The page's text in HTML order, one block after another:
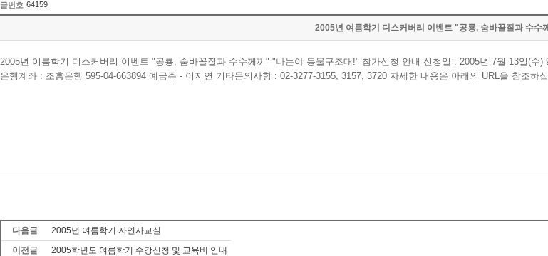
글번호 64159
2005년 여름학기 디스커버리 이벤트 "공룡, 숨바꼴질과 수수
2005년 여름학기 디스커버리 이벤트 "공룡, 숨바꼴질과 수수께끼" "나는야 동물구조대!" 참가신청 안내 신청일 : 2005년 7월 13일(
은행계좌 : 조흥은행 595-04-663894 예금주 - 이지연 기타문의사항 : 02-3277-3155, 3157, 3720 자세한 내용은 아래의 URL을 참조하
다음글
2005년 여름학기 자연사교실
이전글
2005학년도 여름학기 수강신청 및 교육비 안내